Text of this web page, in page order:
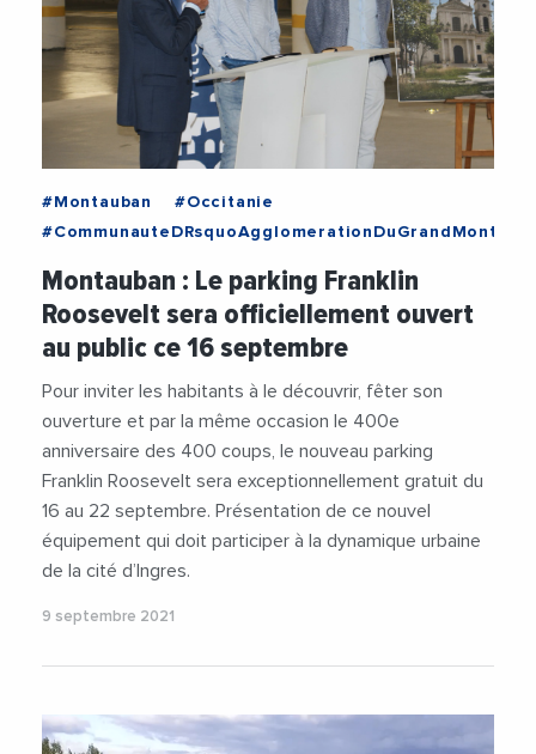
#Montauban
#Occitanie
#Occitanie
#ThierryDeville
Montauban : Le parking Franklin
Roosevelt sera officiellement ouvert
au public ce 16 septembre
Pour inviter les habitants à le découvrir, fêter son
ouverture et par la même occasion le 400e
anniversaire des 400 coups, le nouveau parking
Franklin Roosevelt sera exceptionnellement gratuit du
16 au 22 septembre. Présentation de ce nouvel
équipement qui doit participer à la dynamique urbaine
de la cité d’Ingres.
9 septembre 2021